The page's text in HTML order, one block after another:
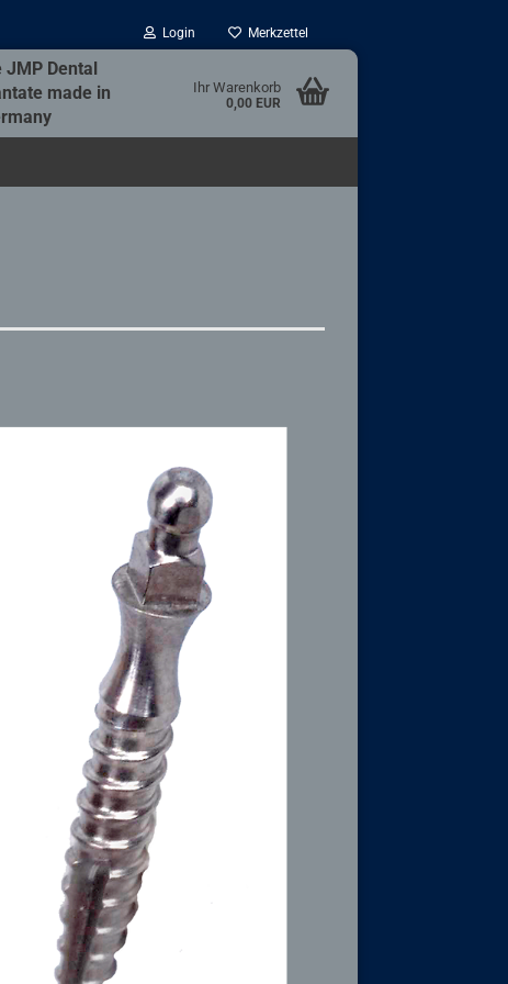
Login Merkzettel
JMP Dental
made in
Ihr Warenkorb
0,00 EUR